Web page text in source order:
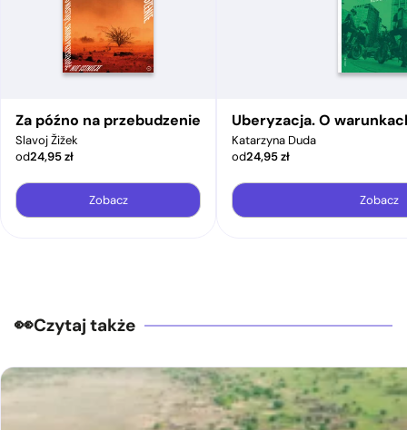
Za późno na przebudzenie
Slavoj Žižek
od24,95zł
Zobacz
Uberyzacja. O
Katarzyna Duda
od24,95zł
Zobacz
Czytaj także